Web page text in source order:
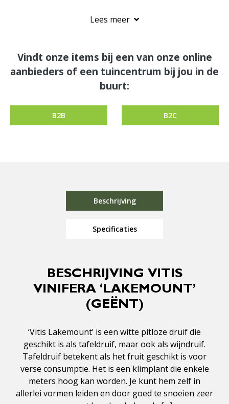
Lees meer
Vindt onze items bij een van onze online
aanbieders of een tuincentrum bij jou in de
buurt:
B2B B2C
Beschrijving
Specificaties
BESCHRIJVING VITIS
VINIFERA ‘LAKEMOUNT’
(GEËNT)
‘Vitis Lakemount’ is een witte pitloze druif die
geschikt is als tafeldruif, maar ook als wijndruif.
Tafeldruif betekent als het fruit geschikt is voor
verse consumptie. Het is een klimplant die enkele
meters hoog kan worden. Je kunt hem zelf in
allerlei vormen leiden en door goed te snoeien zeer